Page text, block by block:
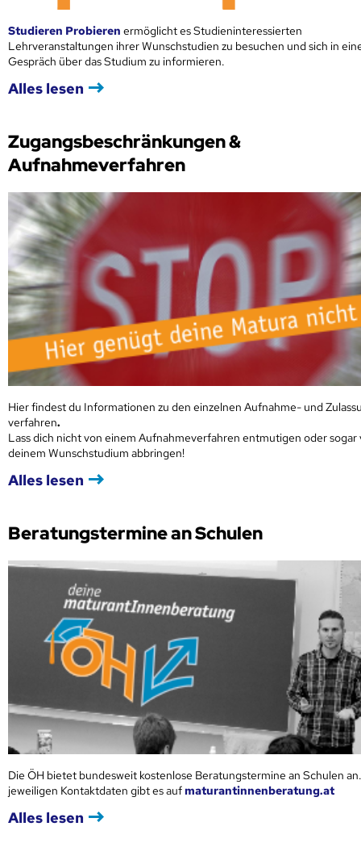
Studieren Probieren ermöglicht es Studieninteressierten
Lehrveranstaltungen ihrer Wunschstudien zu besuchen und sich in
Gespräch über das Studium zu informieren.
Alles lesen
Zugangsbeschränkungen &
Aufnahmeverfahren
Hier findest du Informationen zu den einzelnen Aufnahme- und
verfahren.
Lass dich nicht von einem Aufnahmeverfahren entmutigen oder sogar
deinem Wunschstudium abbringen!
Alles lesen
Beratungstermine an Schulen
Die ÖH bietet bundesweit kostenlose Beratungstermine an Schulen
jeweiligen Kontaktdaten gibt es aufmaturantinnenberatung.at
Alles lesen